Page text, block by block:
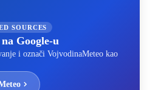
SOURCES
Google-u
i označi VojvodinaMeteo kao